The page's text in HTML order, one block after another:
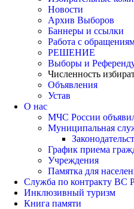
Новости
Архив Выборов
Баннеры и ссылки
Работа с
РЕШЕНИЕ
Выборы и
Численность
Объявления
Устав
О нас
МЧС России
Муниципальная
График приема
Учреждения
Памятка для
Служба по контракту ВС
Инклюзивный туризм
Книга памяти